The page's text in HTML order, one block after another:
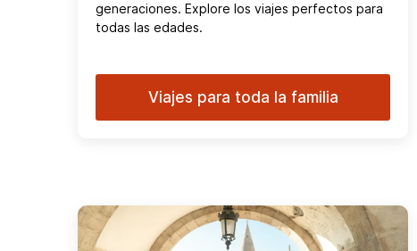
generaciones. Explore los viajes perfectos para
todas las edades.
Viajes para toda la familia